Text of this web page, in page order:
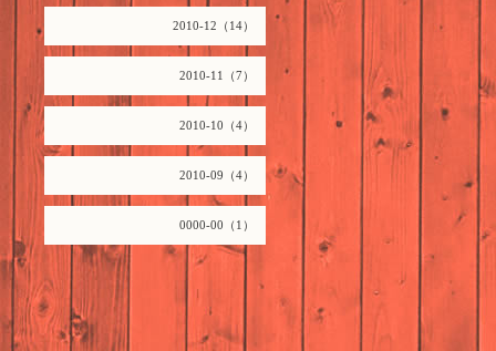
2010-12（14）
2010-11（7）
2010-10（4）
2010-09（4）
0000-00（1）